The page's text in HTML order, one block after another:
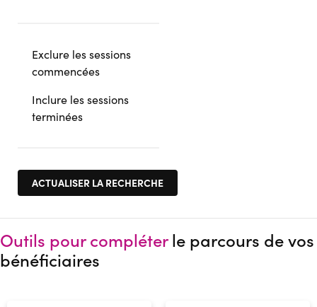
Exclure les sessions
commencées
Inclure les sessions
terminées
Outils pour compléterle parcours de vos
bénéficiaires